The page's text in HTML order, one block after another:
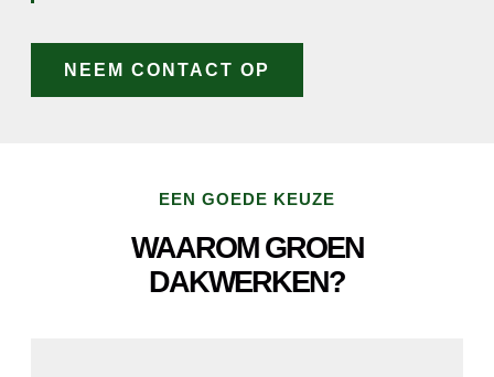
NEEM CONTACT OP
EEN GOEDE KEUZE
WAAROM GROEN
DAKWERKEN?